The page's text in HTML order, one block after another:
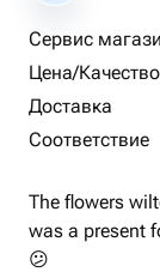
Сервис
Цена/Качество
Доставка
Соответствие
The flowers
was a present
😕